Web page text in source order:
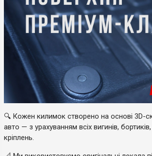
🔍 Кожен килимок створено на основі 3D-
авто — з урахуванням всіх вигинів,
кріплень.